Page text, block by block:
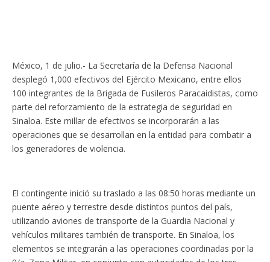
México, 1 de julio.- La Secretaría de la Defensa Nacional
desplegó 1,000 efectivos del Ejército Mexicano, entre ellos
100 integrantes de la Brigada de Fusileros Paracaidistas, como
parte del reforzamiento de la estrategia de seguridad en
Sinaloa. Este millar de efectivos se incorporarán a las
operaciones que se desarrollan en la entidad para combatir a
los generadores de violencia.
El contingente inició su traslado a las 08:50 horas mediante un
puente aéreo y terrestre desde distintos puntos del país,
utilizando aviones de transporte de la Guardia Nacional y
vehículos militares también de transporte. En Sinaloa, los
elementos se integrarán a las operaciones coordinadas por la